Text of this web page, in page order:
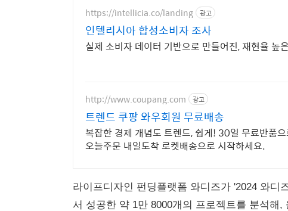
https://intellicia.co/landing 광고
인텔리시아 합성소비자 조사
실제 소비자 데이터 기반으로 만들어진, 재현율 높
http://www.coupang.com 광고
트렌드 쿠팡 와우회원 무료배송
복잡한 경제 개념도 트렌드, 쉽게! 30일 무료반품
오늘주문 내일도착 로켓배송으로 시작하세요.
라이프디자인 펀딩플랫폼 와디즈가 '2024 와디
서 성공한 약 1만 8000개의 프로젝트를 분석해